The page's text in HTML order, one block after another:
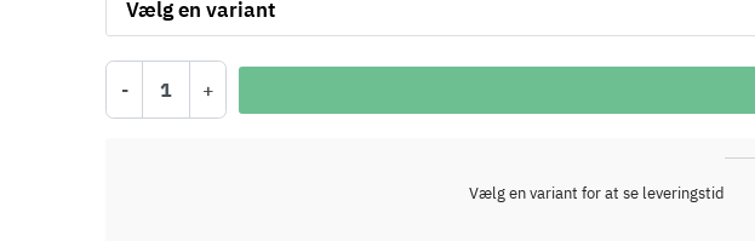
- +
Vælg en variant for at se leveringstid